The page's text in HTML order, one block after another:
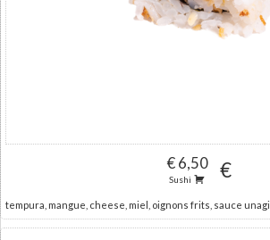
€ 6,50
Sushi €
tempura, mangue, cheese, miel, oignons frits, sauce unagi